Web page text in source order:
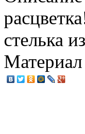
стелька
Материал